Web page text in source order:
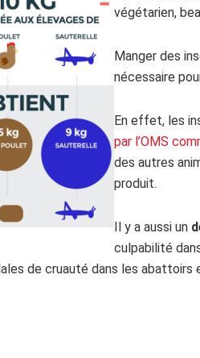
végétarien,
Manger des
nécessaire
En effet, les
par l’OMS
des autres
produit.
Il y a aussi un
culpabilité
de cruauté dans les